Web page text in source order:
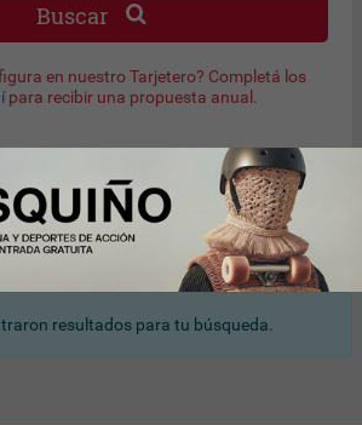
Buscar
en nuestro Tarjetero? Completá los
para recibir una propuesta anual.
de búsqueda
resultados para tu búsqueda.